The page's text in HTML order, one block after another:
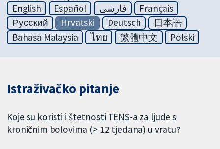
English
Español فارسی
Français
Русский
Hrvatski Deutsch
日本語
Bahasa Malaysia
ไทย 繁體中文 Polski
Istraživačko pitanje
Koje su koristi i štetnosti TENS-a za ljude s
kroničnim bolovima (> 12 tjedana) u vratu?